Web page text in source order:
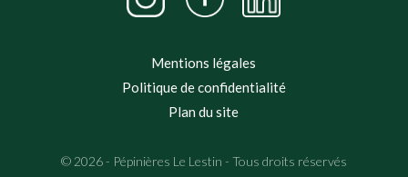
Mentions légales
Politique de confidentialité
Plan du site
© 2026 - Pépinières Le Lestin - Tous droits réservés